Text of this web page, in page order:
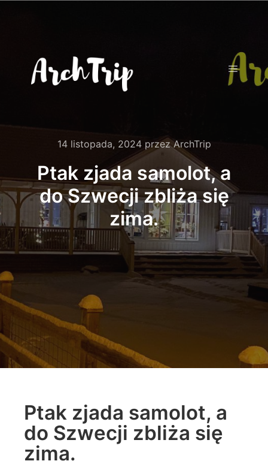
14 listopada, 2024przezArchTrip
Ptak zjada samolot, a
do Szwecji zbliża się
zima.
Ptak zjada samolot, a
do Szwecji zbliża się
zima.